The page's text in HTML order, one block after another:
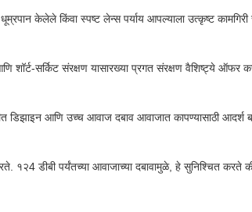
केलेले किंवा स्पष्ट लेन्स पर्याय आपल्याला उत्कृष्ट कामगिरी
सर्किट संरक्षण यासारख्या प्रगत संरक्षण वैशिष्ट्ये
आणि उच्च आवाज दबाव आवाजात कापण्यासाठी आदर्श
पर्यंतच्या आवाजाच्या दबावामुळे, हे सुनिश्चित करते की